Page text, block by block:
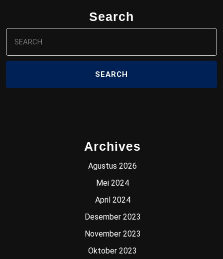
k
n
Search
Search
for:
Archives
Agustus 2026
Mei 2024
April 2024
Desember 2023
November 2023
Oktober 2023